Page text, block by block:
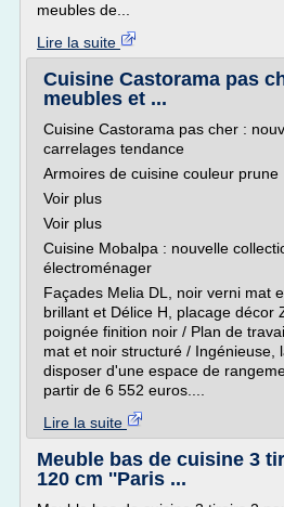
meubles de...
Lire la suite
Cuisine Castorama pas
meubles et ...
Cuisine Castorama pas cher :
carrelages tendance
Armoires de cuisine couleur prune
Voir plus
Voir plus
Cuisine Mobalpa : nouvelle
électroménager
Façades Melia DL, noir verni mat
brillant et Délice H, placage décor
poignée finition noir / Plan de
mat et noir structuré / Ingénieuse,
disposer d'une espace de
partir de 6 552 euros....
Lire la suite
Meuble bas de cuisine 3
120 cm ''Paris ...